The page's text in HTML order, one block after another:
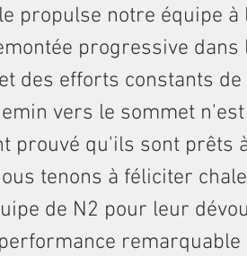
propulse notre équipe à
progressive dans
des efforts constants de
vers le sommet
prouvé qu'ils sont prêts
tenons à féliciter
de N2 pour leur
remarquable